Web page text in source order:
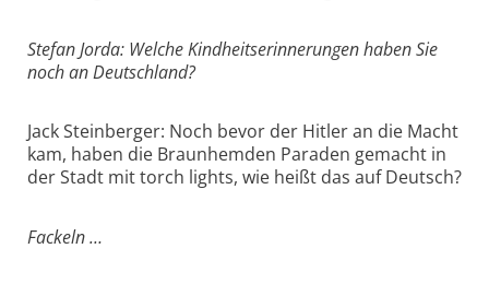
Stefan Jorda: Welche Kindheitserinnerungen haben Sie
noch an Deutschland?
Jack Steinberger: Noch bevor der Hitler an die Macht
kam, haben die Braunhemden Paraden gemacht in
der Stadt mit torch lights, wie heißt das auf Deutsch?
Fackeln …